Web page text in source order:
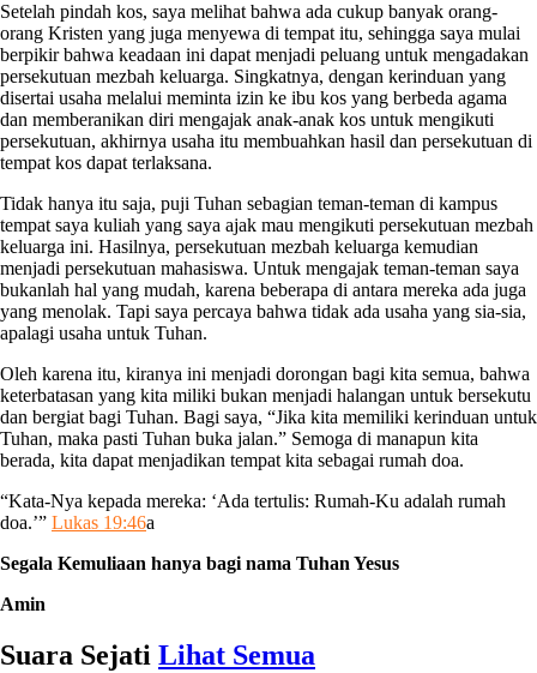
Setelah pindah kos, saya melihat bahwa ada cukup banyak orang-
orang Kristen yang juga menyewa di tempat itu, sehingga saya mulai
berpikir bahwa keadaan ini dapat menjadi peluang untuk mengadakan
persekutuan mezbah keluarga. Singkatnya, dengan kerinduan yang
disertai usaha melalui meminta izin ke ibu kos yang berbeda agama
dan memberanikan diri mengajak anak-anak kos untuk mengikuti
persekutuan, akhirnya usaha itu membuahkan hasil dan persekutuan di
tempat kos dapat terlaksana.
Tidak hanya itu saja, puji Tuhan sebagian teman-teman di kampus
tempat saya kuliah yang saya ajak mau mengikuti persekutuan mezbah
keluarga ini. Hasilnya, persekutuan mezbah keluarga kemudian
menjadi persekutuan mahasiswa. Untuk mengajak teman-teman saya
bukanlah hal yang mudah, karena beberapa di antara mereka ada juga
yang menolak. Tapi saya percaya bahwa tidak ada usaha yang sia-sia,
apalagi usaha untuk Tuhan.
Oleh karena itu, kiranya ini menjadi dorongan bagi kita semua, bahwa
keterbatasan yang kita miliki bukan menjadi halangan untuk bersekutu
dan bergiat bagi Tuhan. Bagi saya, “Jika kita memiliki kerinduan untuk
Tuhan, maka pasti Tuhan buka jalan.” Semoga di manapun kita
berada, kita dapat menjadikan tempat kita sebagai rumah doa.
“Kata-Nya kepada mereka: ‘Ada tertulis: Rumah-Ku adalah rumah
doa.’” Lukas 19:46a
Segala Kemuliaan hanya bagi nama Tuhan Yesus
Amin
Suara Sejati Lihat Semua